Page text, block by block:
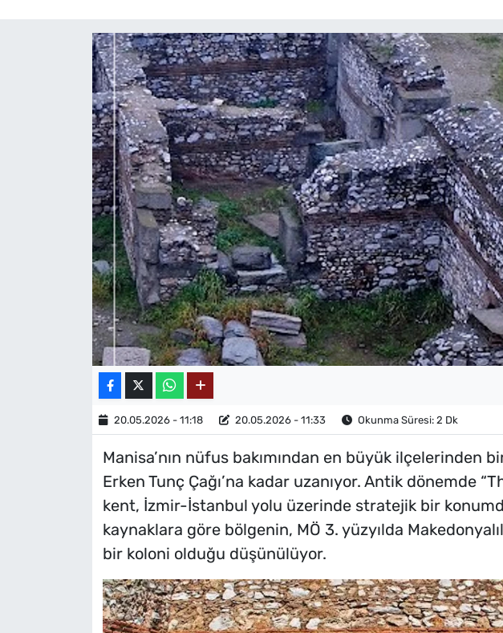
20.05.2026 - 11:18 20.05.2026 - 11:33 Okunma Süresi: 2 Dk
Manisa’nın nüfus bakımından en büyük ilçelerinden
Erken Tunç Çağı’na kadar uzanıyor. Antik dönemde
kent, İzmir-İstanbul yolu üzerinde stratejik bir
kaynaklara göre bölgenin, MÖ 3. yüzyılda
bir koloni olduğu düşünülüyor.
MAGAZİN